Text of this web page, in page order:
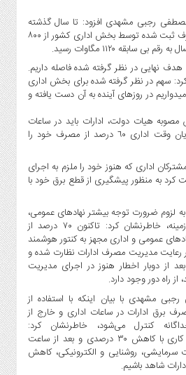
رجبی مشهدی افزود: تا سال گذشته
بیشترین میزان مدیریت مصرف ثبت شده توسط بخش اداری کشور از ۸۰۰
سابقه ۱۱۲۰ مگاوات رسید.
هدف نهایی در نظر گرفته شده فاصله داریم.
سهم در نظر گرفته شده برای بخش اداری
که امیدواریم در روزهای آینده به آن دست یافته و
هیات دولت، ادارات باید در ساعات
کاری ٣٠ درصد و پس از پایان وقت اداری ٦٠ درصد از مصرف خود را
اداری که هنوز خود را ملزم به اجرای
کرد به منظور پیشگیری از قطع برق خود با
لزوم ضرورت توجه بیشتر نهادهای عمومی،
دولتی و غیردولتی در این زمینه، خاطرنشان کرد: تاکنون ٧٠ درصد از
عمومی و اداری مجهز به کنتور هوشمند
رعایت مدیریت مصرف ادارات نظارت شده و
از دوبار اخطار هنوز در اجرای مدیریت
راه دور وجود دارد.
مشهدی با بیان اینکه با استفاده از
برق ادارات در ساعات اداری و خارج از
کنترل می‌شود، خاطرنشان کرد:
برنامه‌ریزی‌شده که در ساعات کاری با کاهش ۳۰ درصدی و بعد از ساعت
سرمایشی، روشنایی و الکترونیکی، کاهش